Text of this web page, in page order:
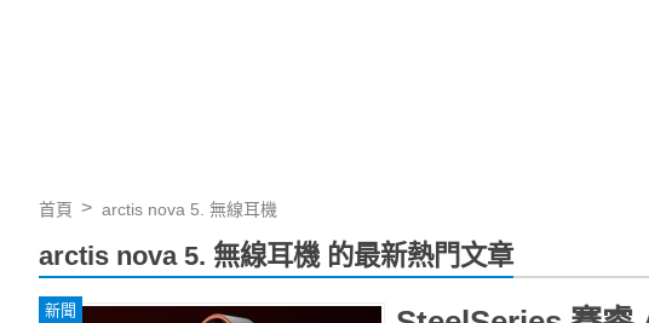
首頁 arctis nova 5. 無線耳機
arctis nova 5. 無線耳機 的最新熱門文章
新聞